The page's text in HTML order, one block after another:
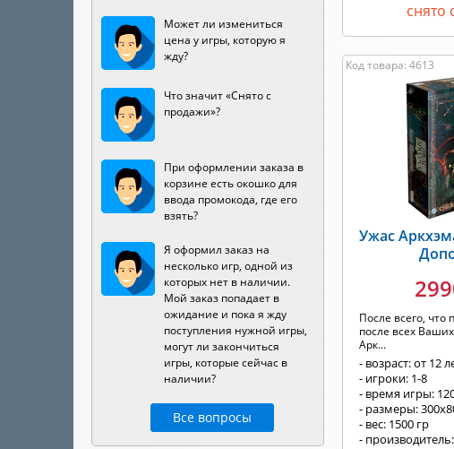
снято
Код товара: 4613
Ужас
После всего,
после всех
Арк...
- возраст: от 12
- игроки: 1-8
- время игры:
- размеры:
- вес: 1500 гр
-
Может ли измениться
цена у игры, которую я
жду?
Что значит «Снято с
продажи»?
При оформлении заказа в
корзине есть окошко для
ввода промокода, где его
взять?
Я оформил заказ на
несколько игр, одной из
которых нет в наличии.
Мой заказ попадает в
ожидание и пока я жду
поступления нужной игры,
могут ли закончиться
игры, которые сейчас в
наличии?
Все вопросы